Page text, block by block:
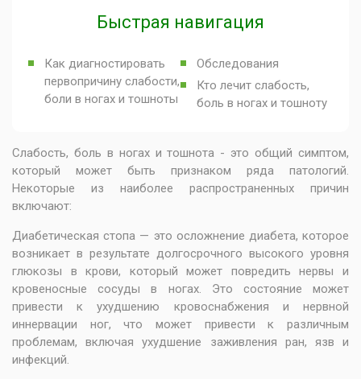
Быстрая навигация
Как диагностировать
первопричину слабости,
боли в ногах и тошноты
Обследования
Кто лечит слабость,
боль в ногах и тошноту
Слабость, боль в ногах и тошнота - это общий симптом,
который может быть признаком ряда патологий.
Некоторые из наиболее распространенных причин
включают:
Диабетическая стопа — это осложнение диабета, которое
возникает в результате долгосрочного высокого уровня
глюкозы в крови, который может повредить нервы и
кровеносные сосуды в ногах. Это состояние может
привести к ухудшению кровоснабжения и нервной
иннервации ног, что может привести к различным
проблемам, включая ухудшение заживления ран, язв и
инфекций.